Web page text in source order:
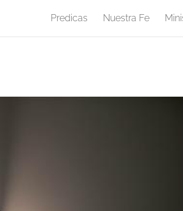
Predicas Nuestra Fe